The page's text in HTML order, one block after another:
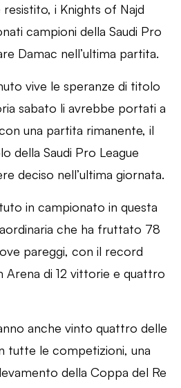
i Knights of Najd
campioni della Saudi Pro
Damac nell’ultima partita.
vive le speranze di titolo
sabato li avrebbe portati a
una partita rimanente, il
della Saudi Pro League
deciso nell’ultima giornata.
in campionato in questa
che ha fruttato 78
pareggi, con il record
Arena di 12 vittorie e quattro
anche vinto quattro delle
tutte le competizioni, una
della Coppa del Re